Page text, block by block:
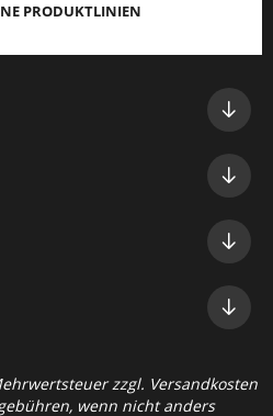
PRODUKTLINIEN
zzgl. Versandkosten
wenn nicht anders